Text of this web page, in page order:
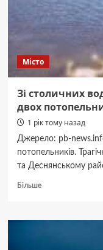
дрона
РФ:
Місто
Зі столичних
двох
1 рік тому назад
Джерело: pb-
потопельників.
та Деснянському
БільшеДокладніше
столичних